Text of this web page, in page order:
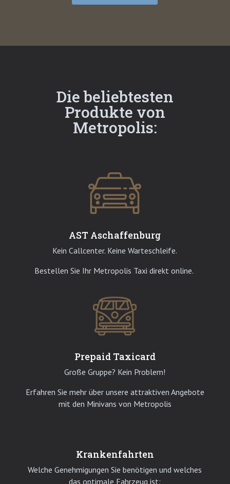
Die beliebtesten
Produkte von
Metropolis:
AST Aschaffenburg
Kein Callcenter. Keine Warteschleife.
Bestellen Sie Ihr Metropolis Taxi direkt online.
Prepaid Taxicard
Große Gruppe? Kein Problem!
Erfahren Sie mehr über unsere attraktiven Angebote
mit den Minivans von Metropolis
Krankenfahrten
Welche Genehmigungen Sie benötigen und welches
das optimale Fahrzeug ist: